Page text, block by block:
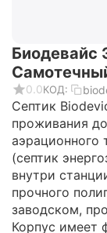
Биодевайс
0.0КОД:
Септик
проживания
аэрационного
(септик
внутри
прочного
заводском,
Корпус имеет